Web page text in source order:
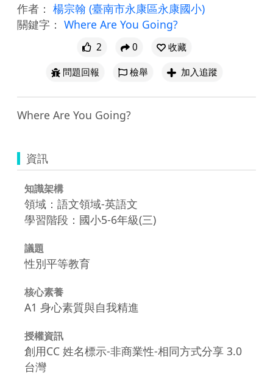
作者： 楊宗翰 (臺南市永康區永康國小)
關鍵字： Where Are You Going?
2 0
收藏
問題回報
檢舉 加入追蹤
Where Are You Going?
資訊
知識架構
領域：語文領域-英語文
學習階段：國小5-6年級(三)
議題
性別平等教育
核心素養
A1 身心素質與自我精進
授權資訊
創用CC 姓名標示-非商業性-相同方式分享 3.0
台灣